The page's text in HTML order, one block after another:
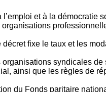
et à la démocratie
fixe le taux et les
syndicales
ainsi que les règles de
du Fonds paritaire